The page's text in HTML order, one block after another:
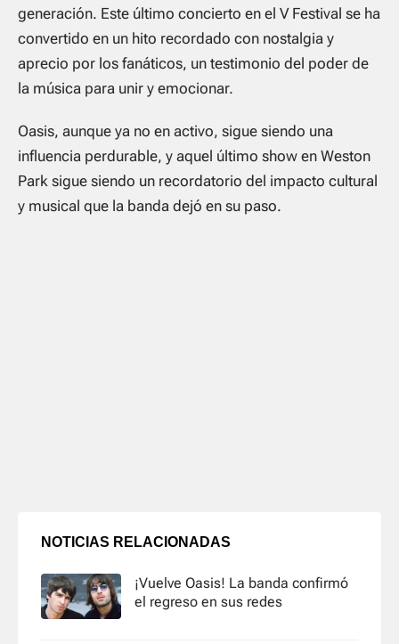
generación. Este último concierto en el V Festival se ha
convertido en un hito recordado con nostalgia y
aprecio por los fanáticos, un testimonio del poder de
la música para unir y emocionar.
Oasis, aunque ya no en activo, sigue siendo una
influencia perdurable, y aquel último show en Weston
Park sigue siendo un recordatorio del impacto cultural
y musical que la banda dejó en su paso.
NOTICIAS RELACIONADAS
¡Vuelve Oasis! La banda confirmó
el regreso en sus redes